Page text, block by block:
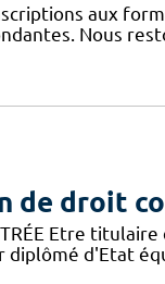
aux
Nous
de droit
Etre
d'Etat